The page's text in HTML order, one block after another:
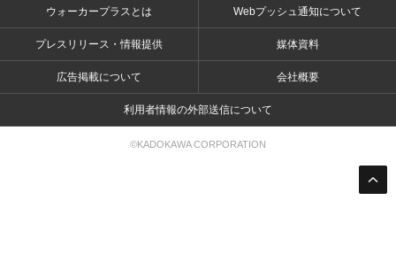
ウォーカープラスとは Webプッシュ通知について
プレスリリース・情報提供 媒体資料
広告掲載について 会社概要
利用者情報の外部送信について
©KADOKAWA CORPORATION